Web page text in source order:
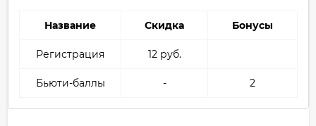
Название Скидка Бонусы
Регистрация 12 руб.
Бьюти-баллы - 2